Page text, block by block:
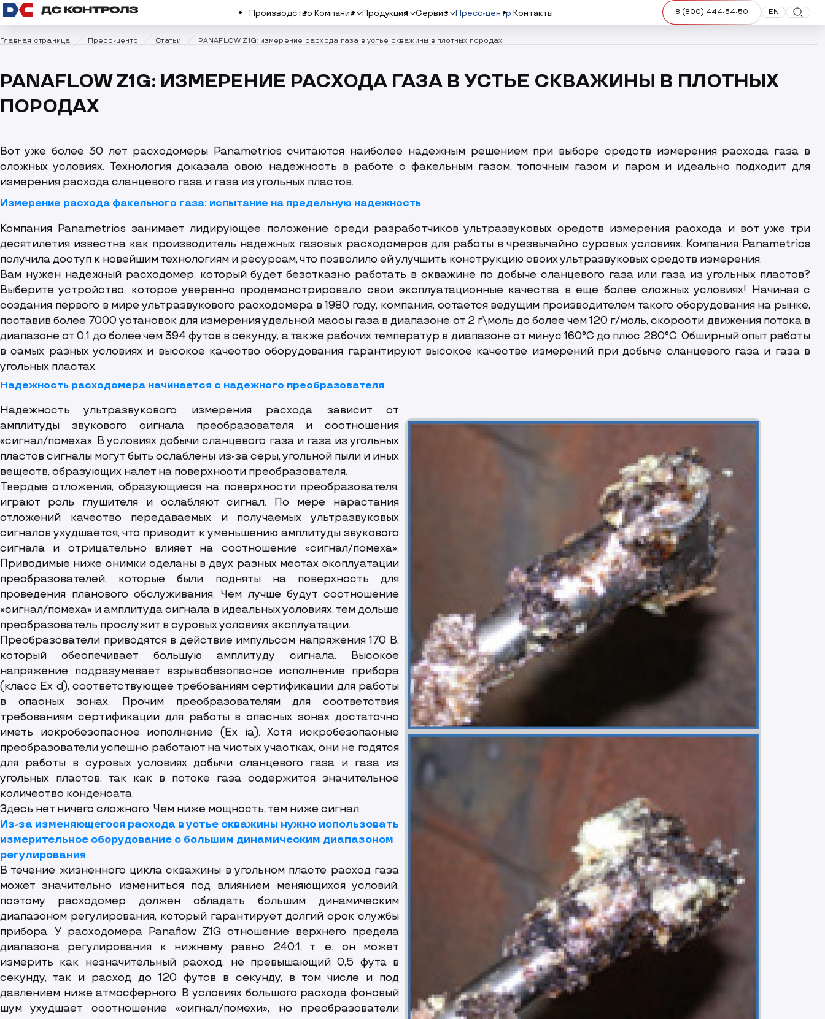
Производство Компания
О компании Управление качеством
Продукция
Регулирующая арматура Предохранительная арматура Отсечная арматура КИПиА Насосное оборудование
Компрессорное оборудование Запасные части Опросные листы Каталоги
Сервис
Диагностика и ремонт арматуры Сервис динамического оборудования
Мобильные сервисные услуги и
оборудование
Обучение персонала
Пресс-центр Контакты 8 (800) 444-54-50
Смена
EN
Главная страница Пресс-центр Статьи PANAFLOW Z1G: измерение расхода газа в устье скважины в плотных породах
PANAFLOW Z1G: ИЗМЕРЕНИЕ РАСХОДА ГАЗА В УСТЬЕ СКВАЖИНЫ В ПЛОТНЫХ
ПОРОДАХ
Вот уже более 30 лет расходомеры Panametrics считаются наиболее надежным решением при выборе средств измерения расхода газа в
сложных условиях. Технология доказала свою надежность в работе с факельным газом, топочным газом и паром и идеально подходит для
измерения расхода сланцевого газа и газа из угольных пластов.
Измерение расхода факельного газа: испытание на предельную надежность
Компания Panametrics занимает лидирующее положение среди разработчиков ультразвуковых средств измерения расхода и вот уже три
десятилетия известна как производитель надежных газовых расходомеров для работы в чрезвычайно суровых условиях. Компания Panametrics
получила доступ к новейшим технологиям и ресурсам, что позволило ей улучшить конструкцию своих ультразвуковых средств измерения.
Вам нужен надежный расходомер, который будет безотказно работать в скважине по добыче сланцевого газа или газа из угольных пластов?
Выберите устройство, которое уверенно продемонстрировало свои эксплуатационные качества в еще более сложных условиях! Начиная с
создания первого в мире ультразвукового расходомера в 1980 году, компания, остается ведущим производителем такого оборудования на рынке,
поставив более 7000 установок для измерения удельной массы газа в диапазоне от 2 г\моль до более чем 120 г/моль, скорости движения потока в
диапазоне от 0,1 до более чем 394 футов в секунду, а также рабочих температур в диапазоне от минус 160°C до плюс 280°C. Обширный опыт работы
в самых разных условиях и высокое качество оборудования гарантируют высокое качестве измерений при добыче сланцевого газа и газа в
угольных пластах.
Надежность расходомера начинается с надежного преобразователя
Надежность ультразвукового измерения расхода зависит от
амплитуды звукового сигнала преобразователя и соотношения
«сигнал/помеха». В условиях добычи сланцевого газа и газа из угольных
пластов сигналы могут быть ослаблены из-за серы, угольной пыли и иных
веществ, образующих налет на поверхности преобразователя.
Твердые отложения, образующиеся на поверхности преобразователя,
играют роль глушителя и ослабляют сигнал. По мере нарастания
отложений качество передаваемых и получаемых ультразвуковых
сигналов ухудшается, что приводит к уменьшению амплитуды звукового
сигнала и отрицательно влияет на соотношение «сигнал/помеха».
Приводимые ниже снимки сделаны в двух разных местах эксплуатации
преобразователей, которые были подняты на поверхность для
проведения планового обслуживания. Чем лучше будут соотношение
«сигнал/помеха» и амплитуда сигнала в идеальных условиях, тем дольше
преобразователь прослужит в суровых условиях эксплуатации.
Преобразователи приводятся в действие импульсом напряжения 170 В,
который обеспечивает большую амплитуду сигнала. Высокое
напряжение подразумевает взрывобезопасное исполнение прибора
(класс Ex d), соответствующее требованиям сертификации для работы
в опасных зонах. Прочим преобразователям для соответствия
требованиям сертификации для работы в опасных зонах достаточно
иметь искробезопасное исполнение (Ex ia). Хотя искробезопасные
преобразователи успешно работают на чистых участках, они не годятся
для работы в суровых условиях добычи сланцевого газа и газа из
угольных пластов, так как в потоке газа содержится значительное
количество конденсата.
Здесь нет ничего сложного. Чем ниже мощность, тем ниже сигнал.
Из-за изменяющегося расхода в устье скважины нужно использовать
измерительное оборудование с большим динамическим диапазоном
регулирования
В течение жизненного цикла скважины в угольном пласте расход газа
может значительно измениться под влиянием меняющихся условий,
поэтому расходомер должен обладать большим динамическим
диапазоном регулирования, который гарантирует долгий срок службы
прибора. У расходомера Panaflow Z1G отношение верхнего предела
диапазона регулирования к нижнему равно 240:1, т. е. он может
измерить как незначительный расход, не превышающий 0,5 фута в
секунду, так и расход до 120 футов в секунду, в том числе и под
давлением ниже атмосферного. В условиях большого расхода фоновый
шум ухудшает соотношение «сигнал/помехи», но преобразователи